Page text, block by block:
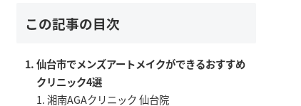
この記事の目次
仙台市でメンズアートメイクができるおすすめ
クリニック4選
湘南AGAクリニック 仙台院